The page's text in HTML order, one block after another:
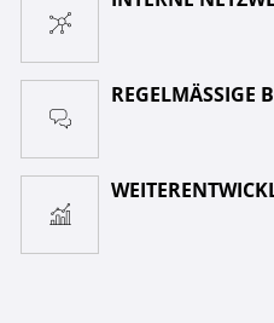
REGELMÄSSIGE